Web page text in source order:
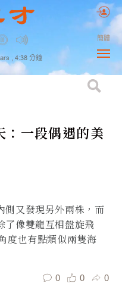
, 4:38 分鐘
簡體
：一段偶遇的美
側又發現另外兩株，而
了像雙龍互相盤旋飛
度也有點類似兩隻海
0 0 0